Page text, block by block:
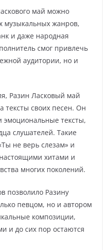
май можно
музыкальных жанров,
и даже народная
смог привлечь
аудитории, но и
Разин Ласковый май
тексты своих песен. Он
эмоциональные тексты,
слушателей. Такие
не верь слезам» и
хитами и
многих поколений.
позволило Разину
певцом, но и автором
композиции,
и до сих пор остаются